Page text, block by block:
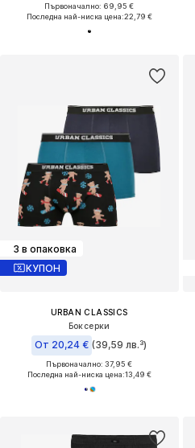
Първоначално: 69,95 €
Последна най-ниска цена:22,79 €
3 в опаковка
КУПОН
URBAN CLASSICS
Боксерки
От 20,24 € (39,59 лв.³)
Първоначално: 37,95 €
Последна най-ниска цена:13,49 €